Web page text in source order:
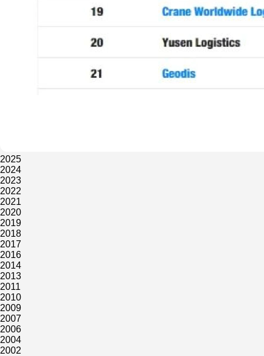
2025
2024
2023
2022
2021
2020
2019
2018
2017
2016
2014
2013
2011
2010
2009
2007
2006
2004
2002